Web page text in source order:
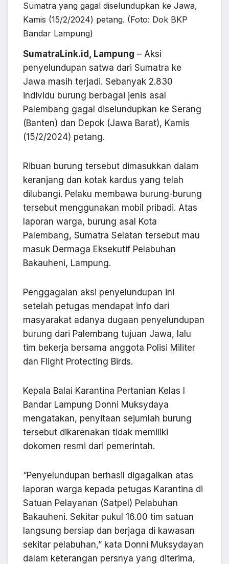
Sumatra yang gagal diselundupkan ke Jawa,
Kamis (15/2/2024) petang. (Foto: Dok BKP
Bandar Lampung)
SumatraLink.id, Lampung – Aksi
penyelundupan satwa dari Sumatra ke
Jawa masih terjadi. Sebanyak 2.830
individu burung berbagai jenis asal
Palembang gagal diselundupkan ke Serang
(Banten) dan Depok (Jawa Barat), Kamis
(15/2/2024) petang.
Ribuan burung tersebut dimasukkan dalam
keranjang dan kotak kardus yang telah
dilubangi. Pelaku membawa burung-burung
tersebut menggunakan mobil pribadi. Atas
laporan warga, burung asal Kota
Palembang, Sumatra Selatan tersebut mau
masuk Dermaga Eksekutif Pelabuhan
Bakauheni, Lampung.
Penggagalan aksi penyelundupan ini
setelah petugas mendapat info dari
masyarakat adanya dugaan penyelundupan
burung dari Palembang tujuan Jawa, lalu
tim bekerja bersama anggota Polisi Militer
dan Flight Protecting Birds.
Kepala Balai Karantina Pertanian Kelas I
Bandar Lampung Donni Muksydaya
mengatakan, penyitaan sejumlah burung
tersebut dikarenakan tidak memiliki
dokomen resmi dari pemerintah.
“Penyelundupan berhasil digagalkan atas
laporan warga kepada petugas Karantina di
Satuan Pelayanan (Satpel) Pelabuhan
Bakauheni. Sekitar pukul 16.00 tim satuan
langsung bersiap dan berjaga di kawasan
sekitar pelabuhan,” kata Donni Muksydayan
dalam keterangan persnya yang diterima,